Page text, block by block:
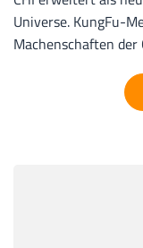
Universe. KungFu-
Machenschaften der